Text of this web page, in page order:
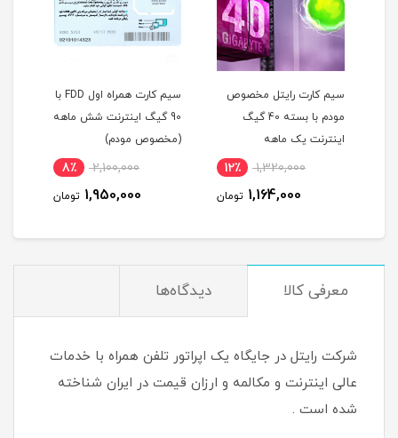
سیم کارت رایتل مخصوص
مودم با بسته 40 گیگ
اینترنت یک ماهه
1,320,000 12٪
1,164,000 تومان
سیم کارت همراه اول FDD با
90 گیگ اینترنت شش ماهه
(مخصوص مودم)
2,100,000 8٪
1,950,000 تومان
معرفی کالا دیدگاه‌ها
شرکت رایتل در جایگاه یک اپراتور تلفن همراه با خدمات
عالی اینترنت و مکالمه و ارزان قیمت در ایران شناخته
شده است .